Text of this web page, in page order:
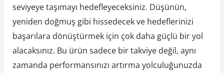
seviyeye taşımayı hedefleyeceksiniz. Düşünün,
yeniden doğmuş gibi hissedecek ve hedeflerinizi
başarılara dönüştürmek için çok daha güçlü bir yol
alacaksınız. Bu ürün sadece bir takviye değil, aynı
zamanda performansınızı artırma yolculuğunuzda